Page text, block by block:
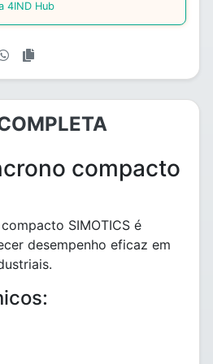
4IND Hub
compacto
SIMOTICS é
desempenho eficaz em